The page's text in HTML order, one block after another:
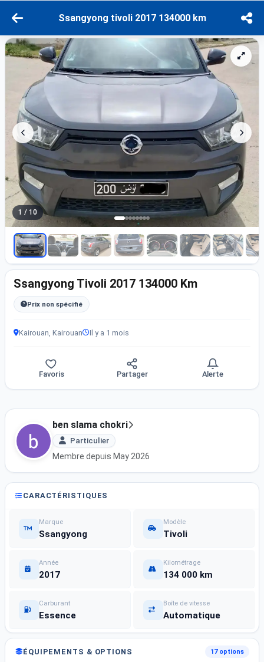
Ssangyong tivoli 2017 134000 km
1 / 10
Ssangyong Tivoli 2017 134000 Km
Prix non spécifié
Kairouan, Kairouan Il y a 1 mois
Favoris Partager Alerte
ben slama chokri
Particulier
Membre depuis May 2026
CARACTÉRISTIQUES
Marque
Ssangyong
Modèle
Tivoli
Année
2017
Kilométrage
134 000 km
Carburant
Essence
Boîte de vitesse
Automatique
ÉQUIPEMENTS & OPTIONS 17 options